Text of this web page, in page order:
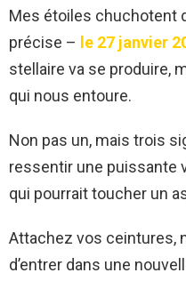
Mes étoiles chuchotent
précise – le 27 janvier
stellaire va se produire,
qui nous entoure.
Non pas un, mais trois
ressentir une puissante
qui pourrait toucher un
Attachez vos ceintures,
d’entrer dans une